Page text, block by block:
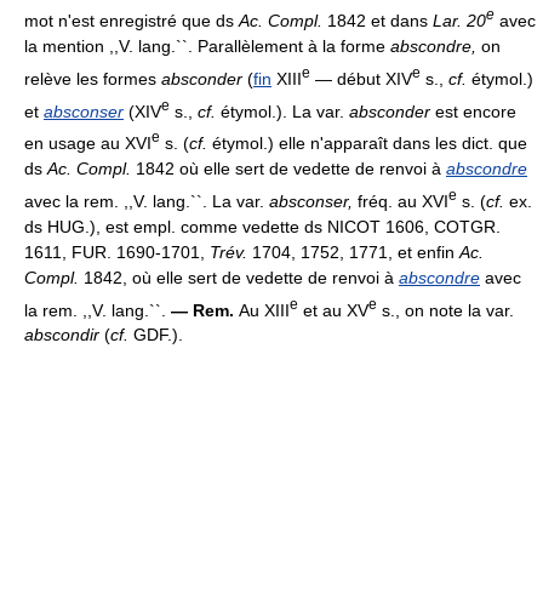
mot n'est enregistré que ds Ac. Compl. 1842 et dans Lar. 20e avec
la mention ,,V. lang.``. Parallèlement à la forme abscondre, on
relève les formes absconder (fin XIIIe — début XIVe s., cf. étymol.)
et absconser (XIVe s., cf. étymol.). La var. absconder est encore
en usage au XVIe s. (cf. étymol.) elle n'apparaît dans les dict. que
ds Ac. Compl. 1842 où elle sert de vedette de renvoi à abscondre
avec la rem. ,,V. lang.``. La var. absconser, fréq. au XVIe s. (cf. ex.
ds HUG.), est empl. comme vedette ds NICOT 1606, COTGR.
1611, FUR. 1690-1701, Trév. 1704, 1752, 1771, et enfin Ac.
Compl. 1842, où elle sert de vedette de renvoi à abscondre avec
la rem. ,,V. lang.``. — Rem. Au XIIIe et au XVe s., on note la var.
abscondir (cf. GDF.).